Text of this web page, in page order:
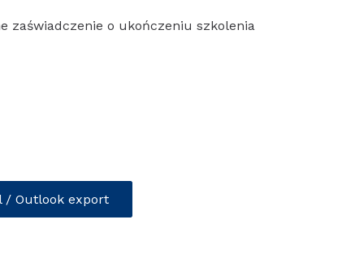
zaświadczenie o ukończeniu szkolenia
/ Outlook export